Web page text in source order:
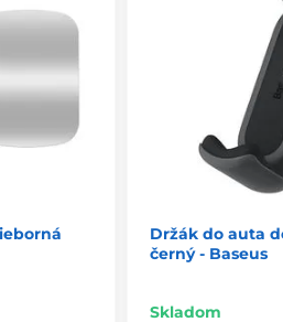
Držák do auta
černý - Baseus
Skladom